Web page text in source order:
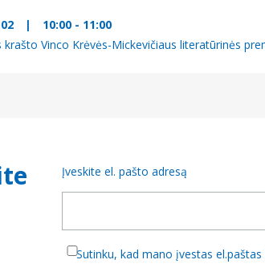
|
10:00 - 11:00
krašto Vinco Krėvės-Mickevičiaus literatūrinės
Įveskite el. pašto adresą
Sutinku, kad mano įvestas